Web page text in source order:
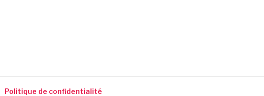
Politique de confidentialité